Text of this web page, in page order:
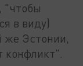
"чтобы
в виду)
же Эстонии,
конфликт".